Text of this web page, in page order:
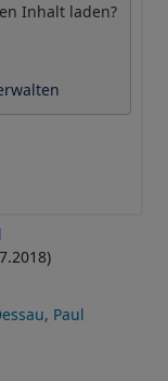
Inhalt laden?
Paul